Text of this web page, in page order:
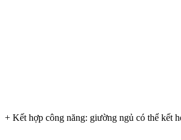
+ Kết hợp công năng: giường ngủ có thể kết